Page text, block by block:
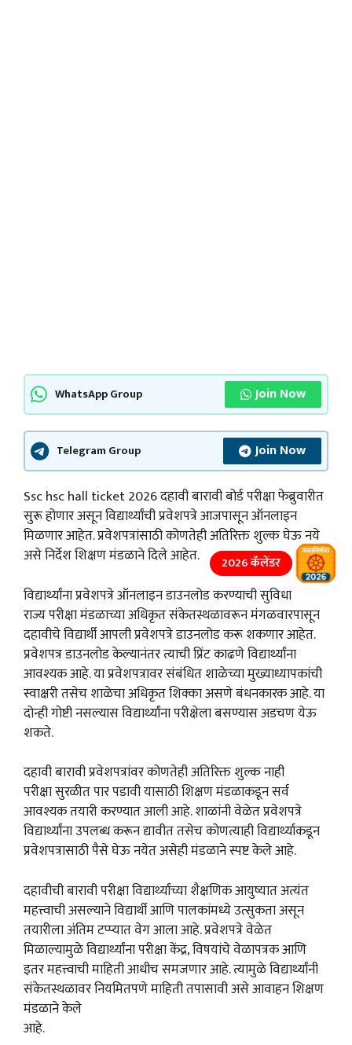
WhatsApp Group Join Now
Telegram Group Join Now
Ssc hsc hall ticket 2026 दहावी बारावी बोर्ड परीक्षा फेब्रुवारीत
सुरू होणार असून विद्यार्थ्यांची प्रवेशपत्रे आजपासून ऑनलाइन
मिळणार आहेत. प्रवेशपत्रांसाठी कोणतेही अतिरिक्त शुल्क घेऊ नये
असे निर्देश शिक्षण मंडळाने दिले आहेत.
विद्यार्थ्यांना प्रवेशपत्रे ऑनलाइन डाउनलोड करण्याची सुविधा
राज्य परीक्षा मंडळाच्या अधिकृत संकेतस्थळावरून मंगळवारपासून
दहावीचे विद्यार्थी आपली प्रवेशपत्रे डाउनलोड करू शकणार आहेत.
प्रवेशपत्र डाउनलोड केल्यानंतर त्याची प्रिंट काढणे विद्यार्थ्यांना
आवश्यक आहे. या प्रवेशपत्रावर संबंधित शाळेच्या मुख्याध्यापकांची
स्वाक्षरी तसेच शाळेचा अधिकृत शिक्का असणे बंधनकारक आहे. या
दोन्ही गोष्टी नसल्यास विद्यार्थ्यांना परीक्षेला बसण्यास अडचण येऊ
शकते.
दहावी बारावी प्रवेशपत्रांवर कोणतेही अतिरिक्त शुल्क नाही
परीक्षा सुरळीत पार पडावी यासाठी शिक्षण मंडळाकडून सर्व
आवश्यक तयारी करण्यात आली आहे. शाळांनी वेळेत प्रवेशपत्रे
विद्यार्थ्यांना उपलब्ध करून द्यावीत तसेच कोणत्याही विद्यार्थ्याकडून
प्रवेशपत्रासाठी पैसे घेऊ नयेत असेही मंडळाने स्पष्ट केले आहे.
दहावीची बारावी परीक्षा विद्यार्थ्यांच्या शैक्षणिक आयुष्यात अत्यंत
महत्त्वाची असल्याने विद्यार्थी आणि पालकांमध्ये उत्सुकता असून
तयारीला अंतिम टप्प्यात वेग आला आहे. प्रवेशपत्रे वेळेत
मिळाल्यामुळे विद्यार्थ्यांना परीक्षा केंद्र, विषयांचे वेळापत्रक आणि
इतर महत्त्वाची माहिती आधीच समजणार आहे. त्यामुळे विद्यार्थ्यांनी
संकेतस्थळावर नियमितपणे माहिती तपासावी असे आवाहन शिक्षण
मंडळाने केले
आहे.
2026 कॅलेंडर